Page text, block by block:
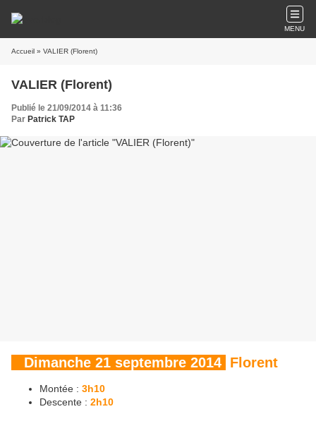
MENU
Accueil » VALIER (Florent)
VALIER (Florent)
Publié le 21/09/2014 à 11:36
Par Patrick TAP
Dimanche 21 septembre 2014 Florent
Montée : 3h10
Descente : 2h10